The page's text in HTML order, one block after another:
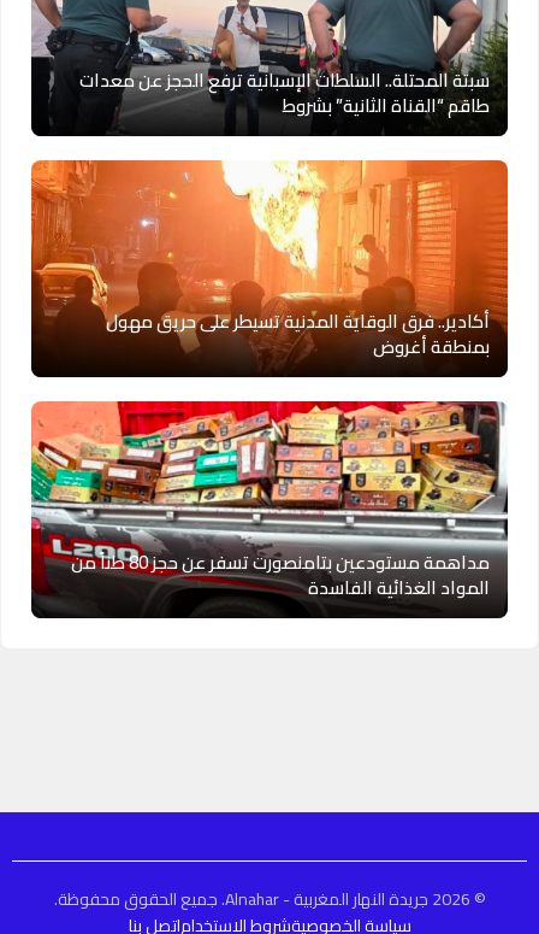
سبتة المحتلة.. السلطات الإسبانية ترفع الحجز عن معدات
طاقم “القناة الثانية” بشروط
أكادير.. فرق الوقاية المدنية تسيطر على حريق مهول
بمنطقة أغروض
مداهمة مستودعين بتامنصورت تسفر عن حجز 80 طناً من
المواد الغذائية الفاسدة
© 2026 جريدة النهار المغربية - Alnahar. جميع الحقوق محفوظة.
سياسة الخصوصيةشروط الاستخداماتصل بنا